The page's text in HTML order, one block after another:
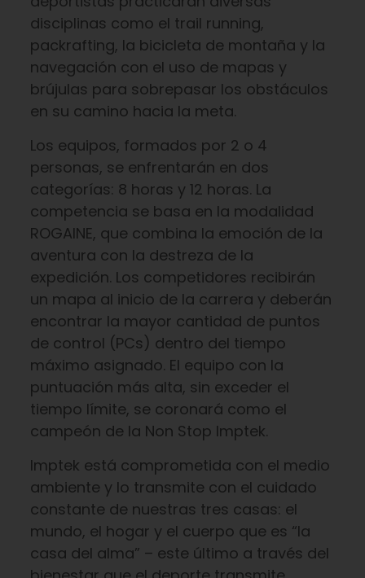
disciplinas como el trail running,
packrafting, la bicicleta de montaña y la
navegación con el uso de mapas y
brújulas para sobrepasar los obstáculos
en su camino hacia la meta.
Los equipos, formados por 2 o 4
personas, se enfrentarán en dos
categorías: 8 horas y 12 horas. La
competencia se basa en la modalidad
ROGAINE, que combina la emoción de la
aventura con la destreza de la
expedición. Los competidores recibirán
un mapa al inicio de la carrera y deberán
encontrar la mayor cantidad de puntos
de control (PCs) dentro del tiempo
máximo asignado. El equipo con la
puntuación más alta, sin exceder el
tiempo límite, se coronará como el
campeón de la Non Stop Imptek.
Imptek está comprometida con el medio
ambiente y lo transmite con el cuidado
constante de nuestras tres casas: el
mundo, el hogar y el cuerpo que es “la
casa del alma” – este último a través del